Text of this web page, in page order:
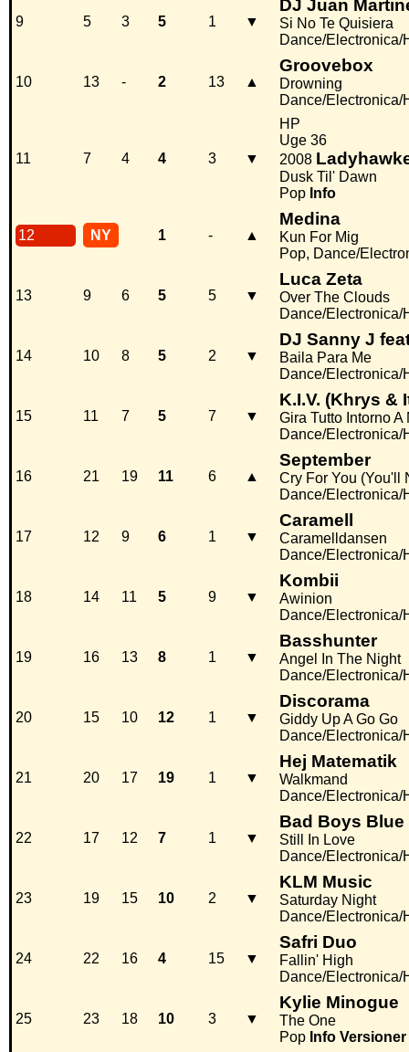
9 5 3 5 1 ▼
DJ Juan
Si No Te Quisiera
Dance/Electronica/
10 13 - 2 13 ▲
Groovebox
Drowning
Dance/Electronica/
11 7 4 4 3 ▼
HP
Uge 36
2008
Dusk Til' Dawn
Pop Info
12 NY 1 - ▲
Medina
Kun For Mig
Pop, Dance/
13 9 6 5 5 ▼
Luca Zeta
Over The Clouds
Dance/Electronica/
14 10 8 5 2 ▼
DJ Sanny J
Baila Para Me
Dance/Electronica/
15 11 7 5 7 ▼
K.I.V. (Khrys &
Gira Tutto Intorno A
Dance/Electronica/
16 21 19 11 6 ▲
September
Cry For You (You'll
Dance/Electronica/
17 12 9 6 1 ▼
Caramell
Caramelldansen
Dance/Electronica/
18 14 11 5 9 ▼
Kombii
Awinion
Dance/Electronica/
19 16 13 8 1 ▼
Basshunter
Angel In The Night
Dance/Electronica/
20 15 10 12 1 ▼
Discorama
Giddy Up A Go Go
Dance/Electronica/
21 20 17 19 1 ▼
Hej Matematik
Walkmand
Dance/Electronica/
22 17 12 7 1 ▼
Bad Boys Blue
Still In Love
Dance/Electronica/
23 19 15 10 2 ▼
KLM Music
Saturday Night
Dance/Electronica/
24 22 16 4 15 ▼
Safri Duo
Fallin' High
Dance/Electronica/
25 23 18 10 3 ▼
Kylie Minogue
The One
Pop Info Versioner